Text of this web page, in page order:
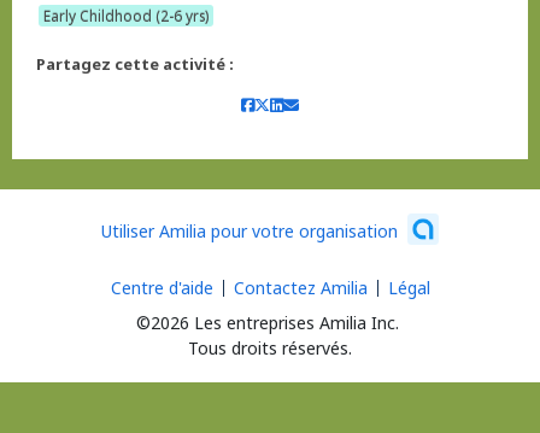
Early Childhood (2-6 yrs)
Partagez cette activité :
Utiliser Amilia pour votre organisation
©2026 Les entreprises Amilia Inc.
Tous droits réservés.
Centre d'aide Contactez Amilia Légal